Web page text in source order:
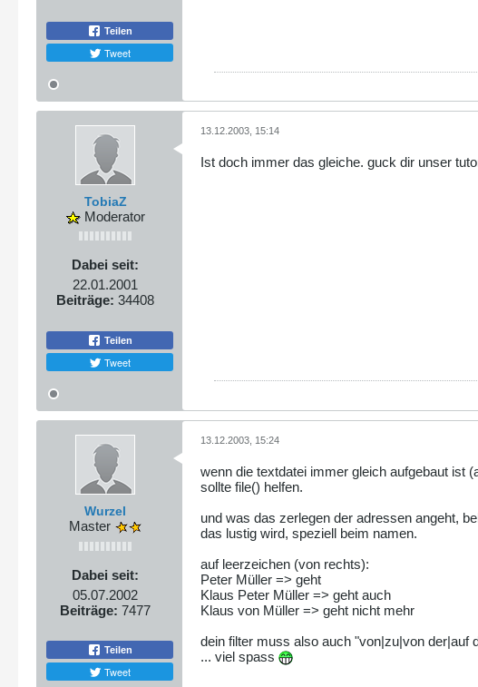
Teilen
Tweet
TobiaZ
Moderator
Dabei seit:
22.01.2001
Beiträge: 34408
Teilen
Tweet
13.12.2003, 15:14
Ist doch immer das gleiche. guck dir unser
Wurzel
Master
Dabei seit:
05.07.2002
Beiträge: 7477
Teilen
Tweet
13.12.2003, 15:24
wenn die textdatei immer gleich aufgebaut ist
sollte file() helfen.
und was das zerlegen der adressen angeht,
das lustig wird, speziell beim namen.
auf leerzeichen (von rechts):
Peter Müller => geht
Klaus Peter Müller => geht auch
Klaus von Müller => geht nicht mehr
dein filter muss also auch "von|zu|von der|auf
... viel spass